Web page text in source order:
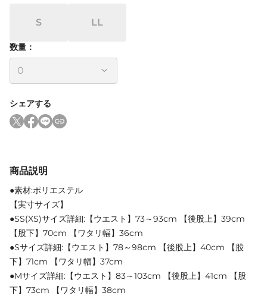
S LL
数量：
シェアする
商品説明
●素材:ポリエステル
【実寸サイズ】
●SS(XS)サイズ詳細:【ウエスト】73～93cm 【後股上】39cm
【股下】70cm 【ワタリ幅】36cm
●Sサイズ詳細:【ウエスト】78～98cm 【後股上】40cm 【股
下】71cm 【ワタリ幅】37cm
●Mサイズ詳細:【ウエスト】83～103cm 【後股上】41cm 【股
下】73cm 【ワタリ幅】38cm